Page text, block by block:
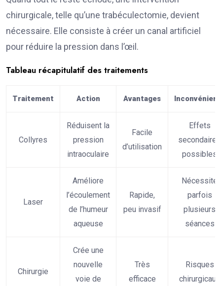
chirurgicale, telle qu’une trabéculectomie, devient
nécessaire. Elle consiste à créer un canal artificiel
pour réduire la pression dans l’œil.
Tableau récapitulatif des traitements
Traitement Action Avantages
Collyres
Réduisent la
pression
intraoculaire
Facile
d’utilisation
Effets
secondaires
possibles
Laser
Améliore
l’écoulement
de l’humeur
aqueuse
Rapide,
peu invasif
Nécessite
parfois
plusieurs
séances
Chirurgie
Crée une
nouvelle
voie de
Très
efficace
Risques
chirurgicaux